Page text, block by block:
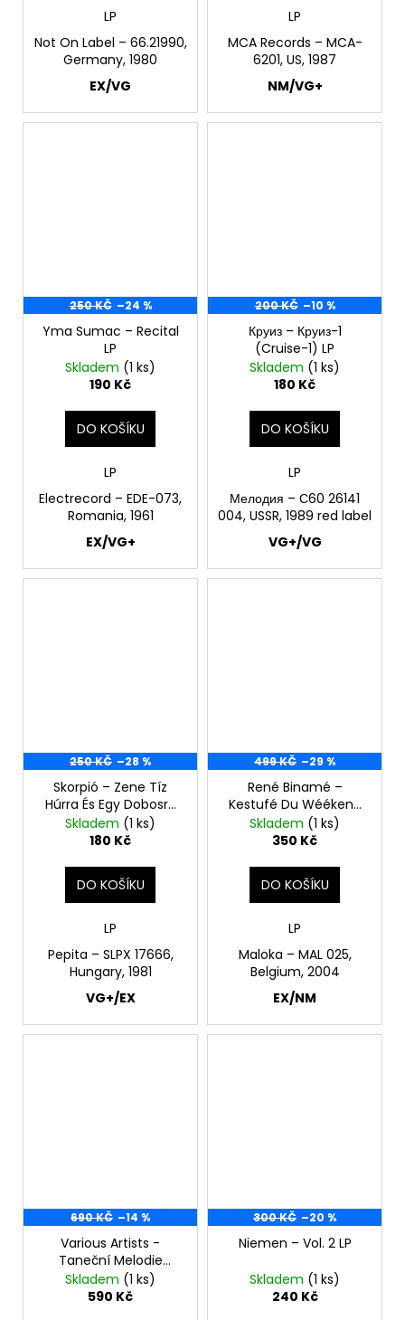
LP
Not On Label – 66.21990,
Germany, 1980
EX/VG
LP
MCA Records ‎– MCA-
6201, US, 1987
NM/VG+
250 KČ –24 %
Yma Sumac ‎– Recital
LP
Skladem (1 ks)
190 Kč
DO KOŠÍKU
LP
Electrecord ‎– EDE-073,
Romania, 1961
EX/VG+
200 KČ –10 %
Круиз ‎– Круиз-1
(Cruise-1) LP
Skladem (1 ks)
180 Kč
DO KOŠÍKU
LP
Мелодия ‎– С60 26141
004, USSR, 1989 red label
VG+/VG
250 KČ –28 %
Skorpió ‎– Zene Tíz
Húrra És Egy Dobosra
LP
Skladem (1 ks)
180 Kč
DO KOŠÍKU
LP
Pepita ‎– SLPX 17666,
Hungary, 1981
VG+/EX
499 KČ –29 %
René Binamé ‎–
Kestufé Du Wéékend
LP
Skladem (1 ks)
350 Kč
DO KOŠÍKU
LP
Maloka ‎– MAL 025,
Belgium, 2004
EX/NM
690 KČ –14 %
Various Artists -
Taneční Melodie
Supraphonu 1966-'67
LP
Skladem (1 ks)
590 Kč
300 KČ –20 %
Niemen ‎– Vol. 2 LP
Skladem (1 ks)
240 Kč